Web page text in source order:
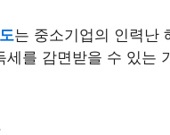
는 중소기업의 인력난
를 감면받을 수 있는